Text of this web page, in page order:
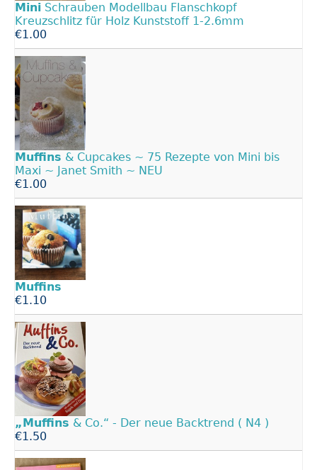
Mini Schrauben Modellbau Flanschkopf
Kreuzschlitz für Holz Kunststoff 1-2.6mm
€1.00
Muffins & Cupcakes ~ 75 Rezepte von Mini bis
Maxi ~ Janet Smith ~ NEU
€1.00
Muffins
€1.10
„Muffins & Co.“ - Der neue Backtrend ( N4 )
€1.50